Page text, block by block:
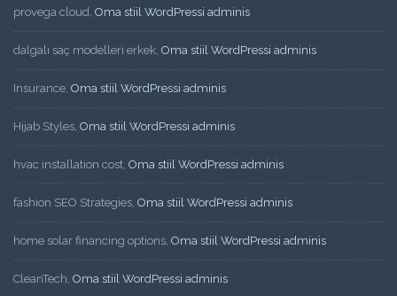
provega cloud Oma stiil WordPressi adminis
dalgalı saç modelleri erkek Oma stiil WordPressi adminis
Insurance Oma stiil WordPressi adminis
Hijab Styles Oma stiil WordPressi adminis
hvac installation cost Oma stiil WordPressi adminis
fashion SEO Strategies Oma stiil WordPressi adminis
home solar financing options Oma stiil WordPressi adminis
CleanTech Oma stiil WordPressi adminis